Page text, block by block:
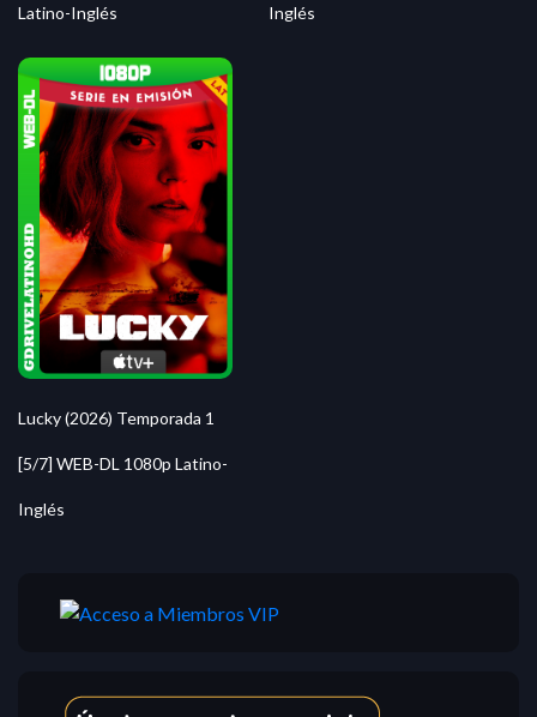
Latino-Inglés Inglés
Lucky (2026) Temporada 1
[5/7] WEB-DL 1080p Latino-
Inglés